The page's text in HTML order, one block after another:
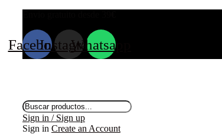
FacebookInstagram
Whatsapp
Búsqueda
de
productos
Sign in / Sign up
Sign in Create an Account